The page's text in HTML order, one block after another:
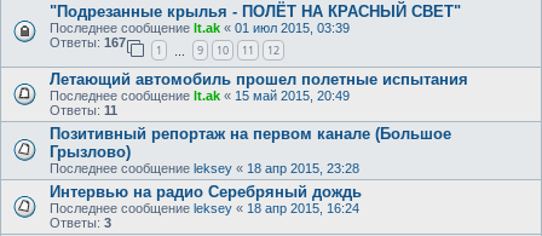
"Подрезанные крылья - ПОЛЁТ НА КРАСНЫЙ СВЕТ"
Последнее сообщение lt.ak « 01 июл 2015, 03:39
Ответы: 167
1 9 10 11 12
Летающий автомобиль прошел полетные испытания
Последнее сообщение lt.ak « 15 май 2015, 20:49
Ответы: 11
Позитивный репортаж на первом канале (Большое
Грызлово)
Последнее сообщение leksey « 18 апр 2015, 23:28
Интервью на радио Серебряный дождь
Последнее сообщение leksey « 18 апр 2015, 16:24
Ответы: 3